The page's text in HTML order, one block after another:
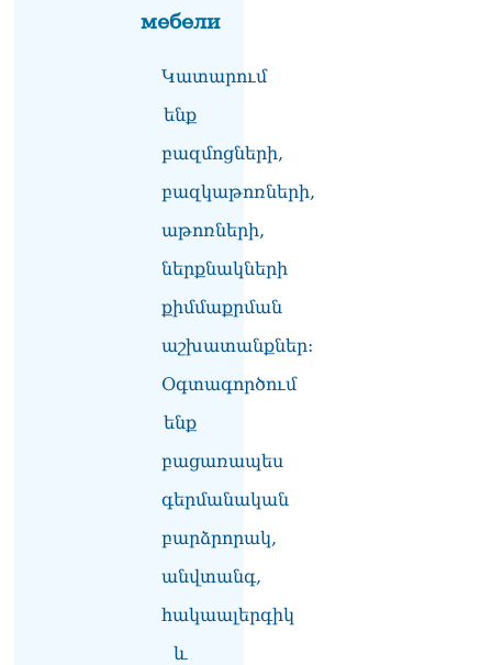
мебели
Կատարում
ենք
բազմոցների,
բազկաթոռների,
աթոռների,
ներքնակների
քիմմաքրման
աշխատանքներ:
Օգտագործում
ենք
բացառապես
գերմանական
բարձրորակ,
անվտանգ,
հակաալերգիկ
և